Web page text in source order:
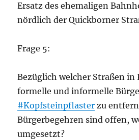
Ersatz des ehemaligen
nördlich der Quickborner
Frage 5:
Bezüglich welcher Straßen in
formelle und informelle
#Kopfsteinpflaster zu
Bürgerbegehren sind offen,
umgesetzt?